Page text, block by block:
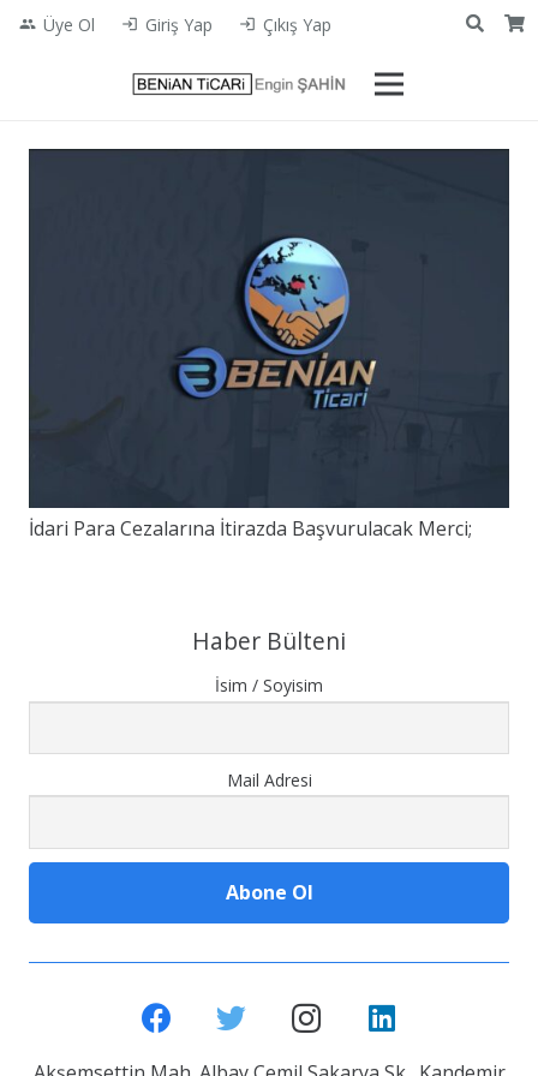
people Üye Ol login Giriş Yap login Çıkış Yap
İdari Para Cezalarına İtirazda Başvurulacak Merci;
Haber Bülteni
İsim / Soyisim
Mail Adresi